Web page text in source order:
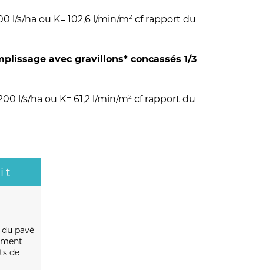
l/s/ha ou K= 102,6 l/min/m2 cf rapport du
avec gravillons* concassés 1/3
l/s/ha ou K= 61,2 l/min/m2 cf rapport du
pavé
de